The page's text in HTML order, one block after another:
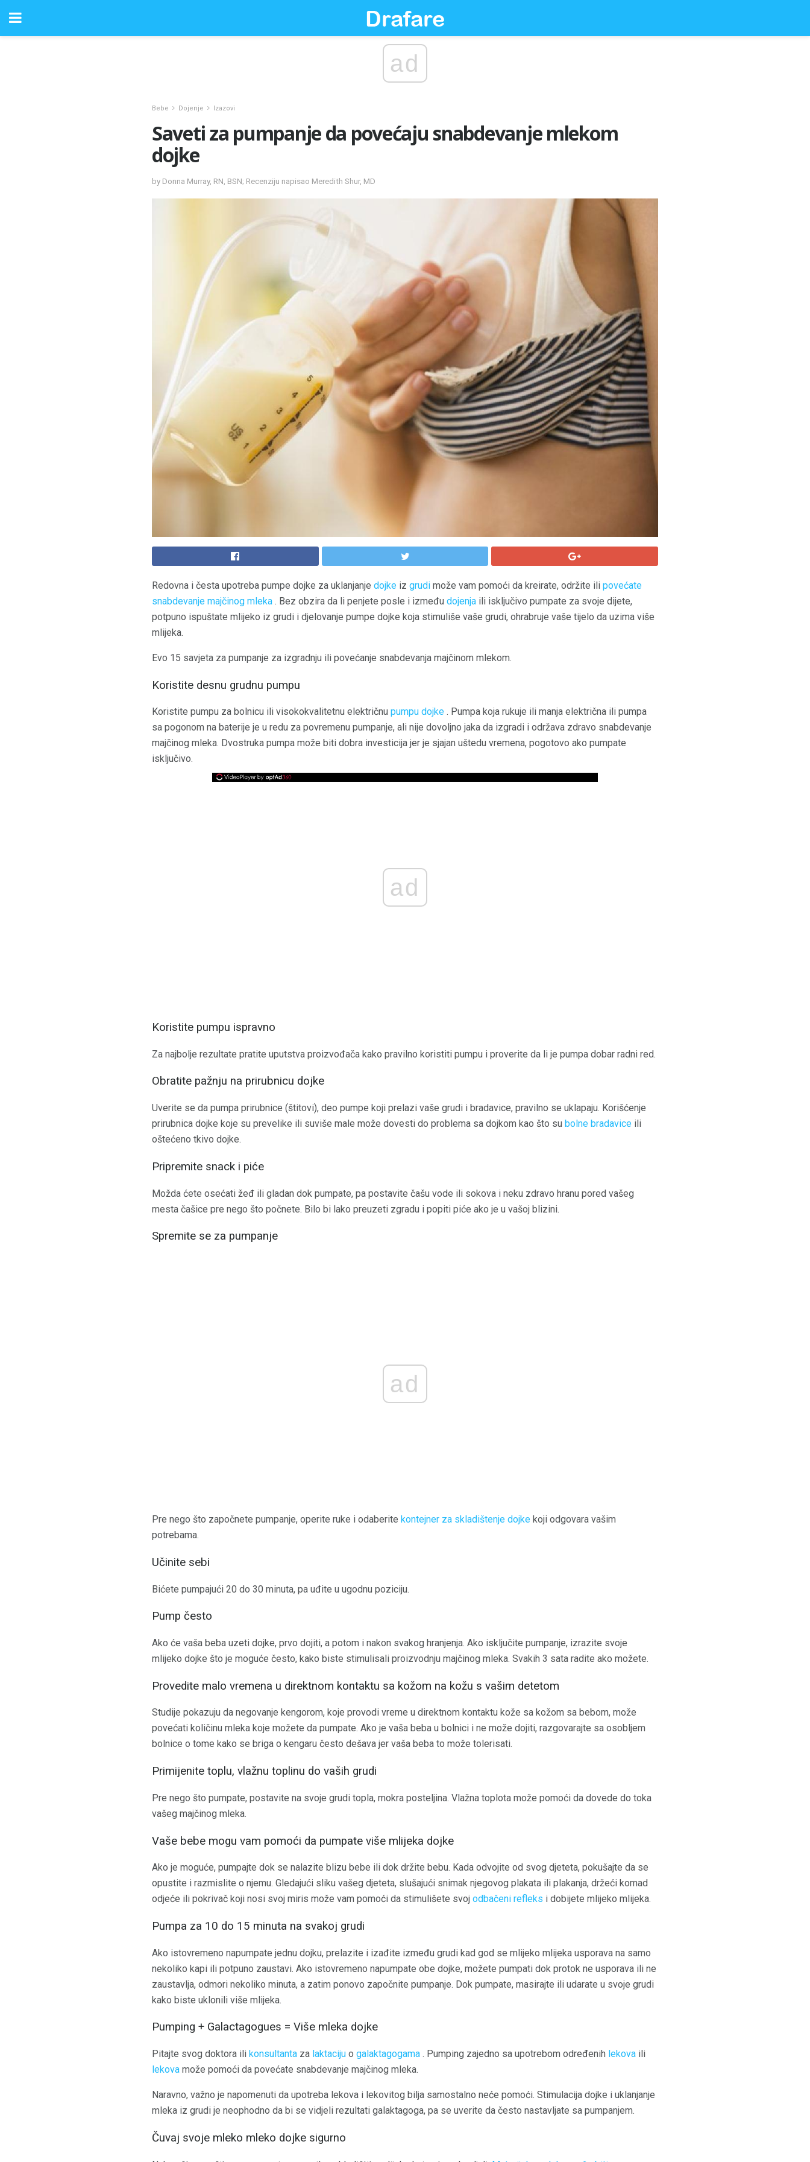
ad
Bebe Dojenje Izazovi
Saveti za pumpanje da povećaju snabdevanje mlekom
dojke
by Donna Murray, RN, BSN; Recenziju napisao Meredith Shur, MD
Redovna i česta upotreba pumpe dojke za uklanjanje dojke iz grudi može vam pomoći da kreirate, održite ili povećate
snabdevanje majčinog mleka . Bez obzira da li penjete posle i između dojenja ili isključivo pumpate za svoje dijete,
potpuno ispuštate mlijeko iz grudi i djelovanje pumpe dojke koja stimuliše vaše grudi, ohrabruje vaše tijelo da uzima više
mlijeka.
Evo 15 savjeta za pumpanje za izgradnju ili povećanje snabdevanja majčinom mlekom.
Koristite desnu grudnu pumpu
Koristite pumpu za bolnicu ili visokokvalitetnu električnu pumpu dojke . Pumpa koja rukuje ili manja električna ili pumpa
sa pogonom na baterije je u redu za povremenu pumpanje, ali nije dovoljno jaka da izgradi i održava zdravo snabdevanje
majčinog mleka. Dvostruka pumpa može biti dobra investicija jer je sjajan uštedu vremena, pogotovo ako pumpate
isključivo.
ad
Koristite pumpu ispravno
Za najbolje rezultate pratite uputstva proizvođača kako pravilno koristiti pumpu i proverite da li je pumpa dobar radni red.
Obratite pažnju na prirubnicu dojke
Uverite se da pumpa prirubnice (štitovi), deo pumpe koji prelazi vaše grudi i bradavice, pravilno se uklapaju. Korišćenje
prirubnica dojke koje su prevelike ili suviše male može dovesti do problema sa dojkom kao što su bolne bradavice ili
oštećeno tkivo dojke.
Pripremite snack i piće
Možda ćete osećati žeđ ili gladan dok pumpate, pa postavite čašu vode ili sokova i neku zdravo hranu pored vašeg
mesta čašice pre nego što počnete. Bilo bi lako preuzeti zgradu i popiti piće ako je u vašoj blizini.
Spremite se za pumpanje
ad
Pre nego što započnete pumpanje, operite ruke i odaberite kontejner za skladištenje dojke koji odgovara vašim
potrebama.
Učinite sebi
Bićete pumpajući 20 do 30 minuta, pa uđite u ugodnu poziciju.
Pump često
Ako će vaša beba uzeti dojke, prvo dojiti, a potom i nakon svakog hranjenja. Ako isključite pumpanje, izrazite svoje
mlijeko dojke što je moguće često, kako biste stimulisali proizvodnju majčinog mleka. Svakih 3 sata radite ako možete.
Provedite malo vremena u direktnom kontaktu sa kožom na kožu s vašim detetom
Studije pokazuju da negovanje kengorom, koje provodi vreme u direktnom kontaktu kože sa kožom sa bebom, može
povećati količinu mleka koje možete da pumpate. Ako je vaša beba u bolnici i ne može dojiti, razgovarajte sa osobljem
bolnice o tome kako se briga o kengaru često dešava jer vaša beba to može tolerisati.
Primijenite toplu, vlažnu toplinu do vaših grudi
Pre nego što pumpate, postavite na svoje grudi topla, mokra posteljina. Vlažna toplota može pomoći da dovede do toka
vašeg majčinog mleka.
Vaše bebe mogu vam pomoći da pumpate više mlijeka dojke
Ako je moguće, pumpajte dok se nalazite blizu bebe ili dok držite bebu. Kada odvojite od svog djeteta, pokušajte da se
opustite i razmislite o njemu. Gledajući sliku vašeg djeteta, slušajući snimak njegovog plakata ili plakanja, držeći komad
odjeće ili pokrivač koji nosi svoj miris može vam pomoći da stimulišete svoj odbačeni refleks i dobijete mlijeko mlijeka.
Pumpa za 10 do 15 minuta na svakoj grudi
Ako istovremeno napumpate jednu dojku, prelazite i izađite između grudi kad god se mlijeko mlijeka usporava na samo
nekoliko kapi ili potpuno zaustavi. Ako istovremeno napumpate obe dojke, možete pumpati dok protok ne usporava ili ne
zaustavlja, odmori nekoliko minuta, a zatim ponovo započnite pumpanje. Dok pumpate, masirajte ili udarate u svoje grudi
kako biste uklonili više mlijeka.
Pumping + Galactagogues = Više mleka dojke
Pitajte svog doktora ili konsultanta za laktaciju o galaktagogama . Pumping zajedno sa upotrebom određenih lekova ili
lekova može pomoći da povećate snabdevanje majčinog mleka.
Naravno, važno je napomenuti da upotreba lekova i lekovitog bilja samostalno neće pomoći. Stimulacija dojke i uklanjanje
mleka iz grudi je neophodno da bi se vidjeli rezultati galaktagoga, pa se uverite da često nastavljate sa pumpanjem.
Čuvaj svoje mleko mleko dojke sigurno